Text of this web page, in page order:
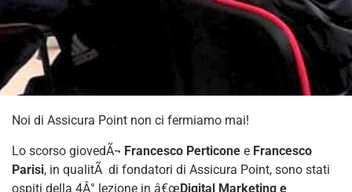
Noi di Assicura Point non ci fermiamo mai!
Lo scorso giovedÃ¬ Francesco Perticone e Francesco
Parisi, in qualitÃ di fondatori di Assicura Point, sono stati
ospiti della 4Â° lezione in â€œDigital Marketing e